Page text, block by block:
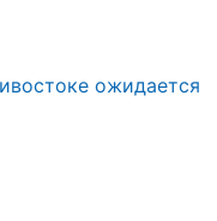
ожидается